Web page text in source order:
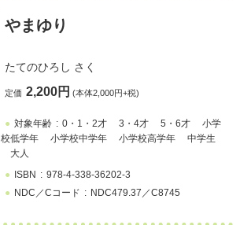
やまゆり
たてのひろし さく
定価 2,200円 (本体2,000円+税)
対象年齢 0・1・2才 3・4才 5・6才
小学
校低学年
小学校中学年 小学校高学年
中学生
大人
ISBN
978-4-338-36202-3
NDC／Cコード
NDC479.37／C8745